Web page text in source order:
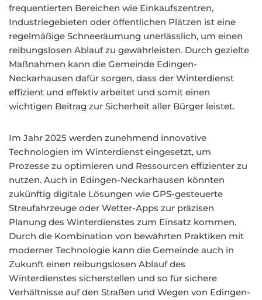
frequentierten Bereichen wie Einkaufszentren,
Industriegebieten oder öffentlichen Plätzen ist eine
regelmäßige Schneeräumung unerlässlich, um einen
reibungslosen Ablauf zu gewährleisten. Durch gezielte
Maßnahmen kann die Gemeinde Edingen-
Neckarhausen dafür sorgen, dass der Winterdienst
effizient und effektiv arbeitet und somit einen
wichtigen Beitrag zur Sicherheit aller Bürger leistet.
Im Jahr 2025 werden zunehmend innovative
Technologien im Winterdienst eingesetzt, um
Prozesse zu optimieren und Ressourcen effizienter zu
nutzen. Auch in Edingen-Neckarhausen könnten
zukünftig digitale Lösungen wie GPS-gesteuerte
Streufahrzeuge oder Wetter-Apps zur präzisen
Planung des Winterdienstes zum Einsatz kommen.
Durch die Kombination von bewährten Praktiken mit
moderner Technologie kann die Gemeinde auch in
Zukunft einen reibungslosen Ablauf des
Winterdienstes sicherstellen und so für sichere
Verhältnisse auf den Straßen und Wegen von Edingen-